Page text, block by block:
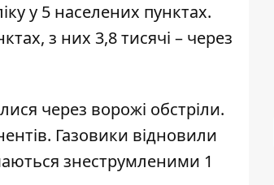
у 5 населених пунктах.
з них 3,8 тисячі – через
через ворожі обстріли.
Газовики відновили
знеструмленими 1